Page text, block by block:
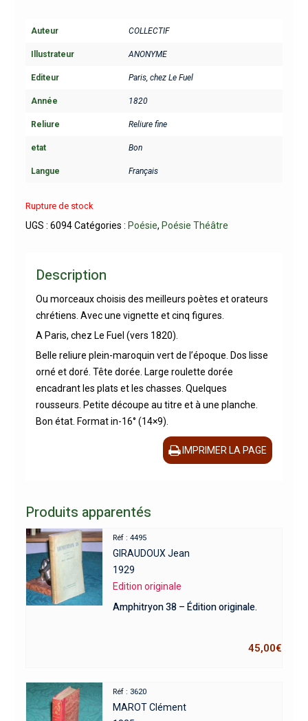
Auteur COLLECTIF
Illustrateur ANONYME
Editeur Paris, chez Le Fuel
Année 1820
Reliure Reliure fine
etat Bon
Langue Français
Rupture de stock
UGS : 6094 Catégories : Poésie, Poésie Théâtre
Description
Ou morceaux choisis des meilleurs poètes et orateurs
chrétiens. Avec une vignette et cinq figures.
A Paris, chez Le Fuel (vers 1820).
Belle reliure plein-maroquin vert de l’époque. Dos lisse
orné et doré. Tête dorée. Large roulette dorée
encadrant les plats et les chasses. Quelques
rousseurs. Petite découpe au titre et à une planche.
Bon état. Format in-16° (14×9).
IMPRIMER LA PAGE
Produits apparentés
Réf : 4495
GIRAUDOUX Jean
1929
Edition originale
Amphitryon 38 – Édition originale.
45,00€
Réf : 3620
MAROT Clément